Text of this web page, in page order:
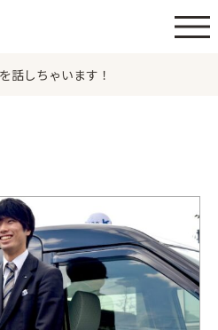
話しちゃいます！